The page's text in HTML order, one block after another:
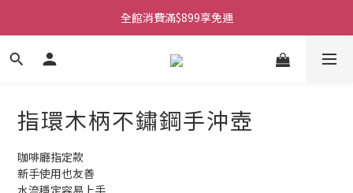
全館消費滿$899享免運
指環木柄不鏽鋼手沖壺
咖啡廳指定款
新手使用也友善
水流穩定容易上手